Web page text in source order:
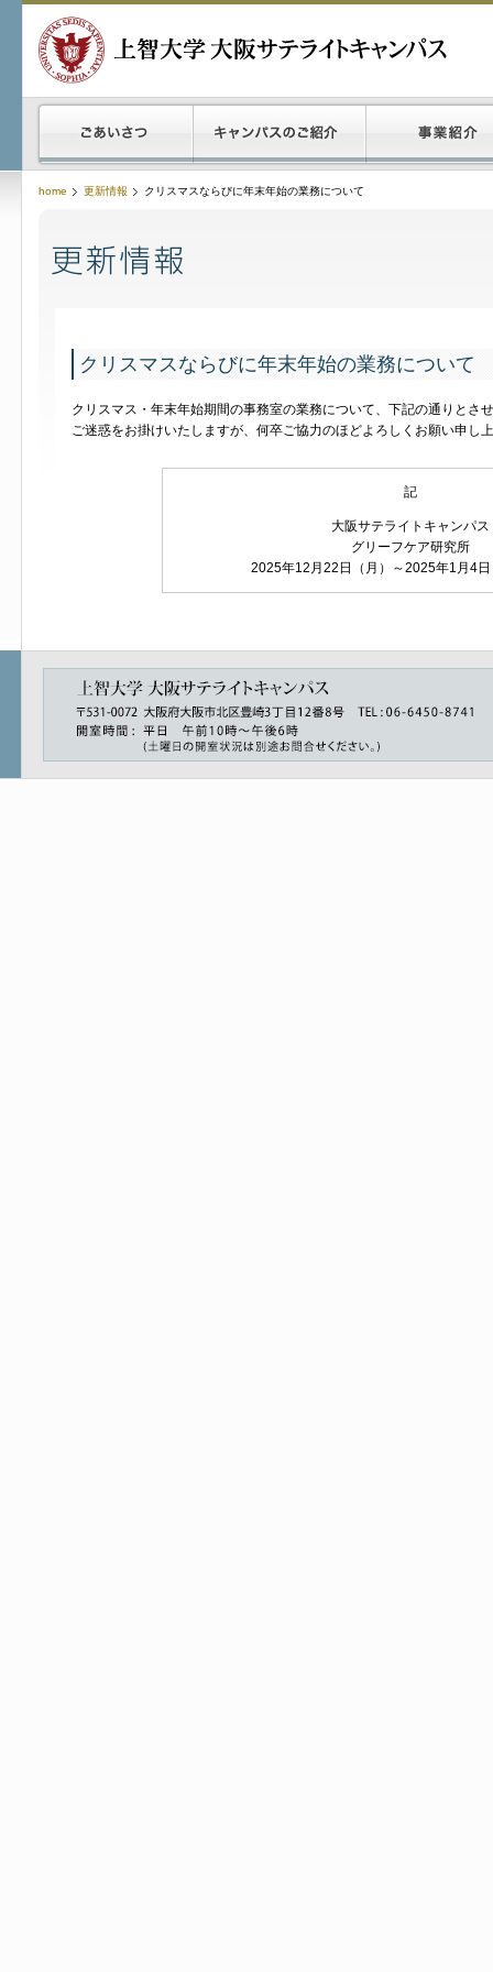
home 更新情報 クリスマスならびに年末年始の業務について
クリスマスならびに年末年始の業務について
クリスマス・年末年始期間の事務室の業務について、下記の通りとさ
ご迷惑をお掛けいたしますが、何卒ご協力のほどよろしくお願い申し
記
大阪サテライトキャンパス
グリーフケア研究所
2025年12月22日（月）～2025年1月4